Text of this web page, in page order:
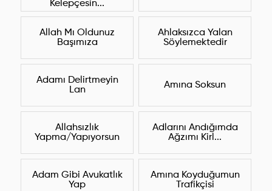
Kelepçesin...
Allah Mı Oldunuz
Başımıza
Ahlaksızca Yalan
Söylemektedir
Adamı Delirtmeyin
Lan
Amına Soksun
Allahsızlık
Yapma/Yapıyorsun
Adlarını Andığımda
Ağzımı Kirl...
Adam Gibi Avukatlık
Yap
Amına Koyduğumun
Trafikçisi